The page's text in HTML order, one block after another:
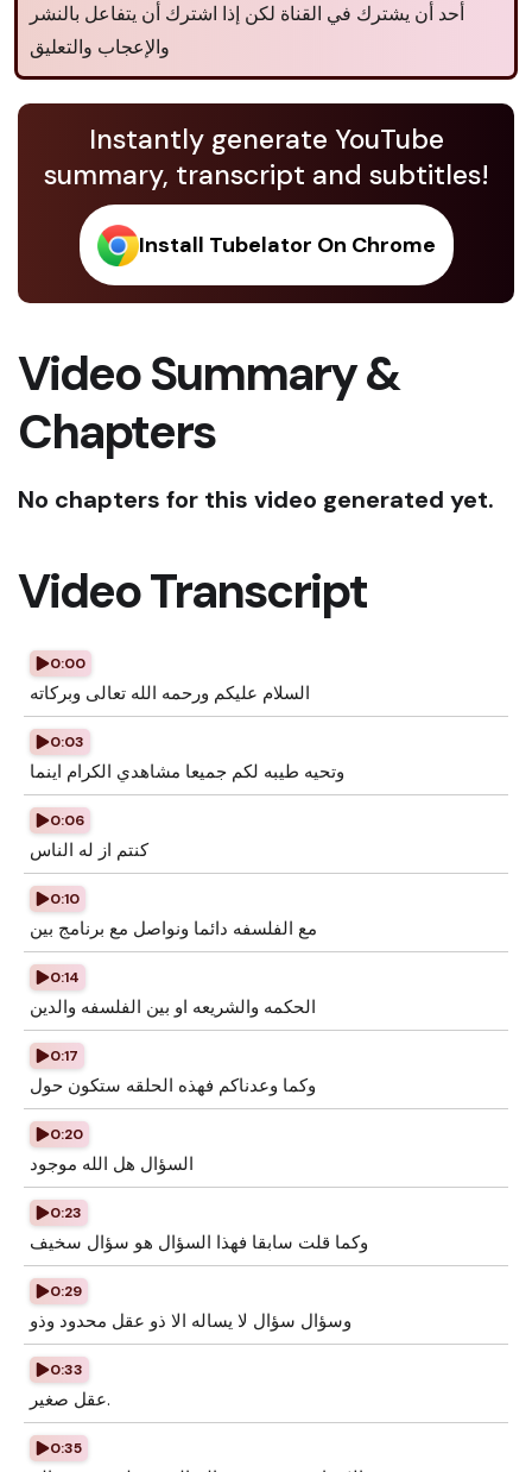
أحد أن يشترك في القناة لكن إذا اشترك أن يتفاعل بالنشر
والإعجاب والتعليق
Instantly generate YouTube
summary, transcript and subtitles!
Install Tubelator On Chrome
Video Summary &
Chapters
No chapters for this video generated yet.
Video Transcript
0:00
السلام عليكم ورحمه الله تعالى وبركاته
0:03
وتحيه طيبه لكم جميعا مشاهدي الكرام اينما
0:06
كنتم از له الناس
0:10
مع الفلسفه دائما ونواصل مع برنامج بين
0:14
الحكمه والشريعه او بين الفلسفه والدين
0:17
وكما وعدناكم فهذه الحلقه ستكون حول
0:20
السؤال هل الله موجود
0:23
وكما قلت سابقا فهذا السؤال هو سؤال سخيف
0:29
وسؤال سؤال لا يساله الا ذو عقل محدود وذو
0:33
عقل صغير.
0:35